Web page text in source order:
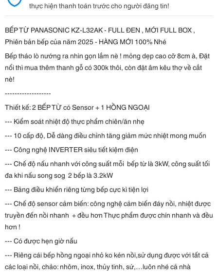
thực hiện thanh toán trước cho người đăng tin!
BẾP TỪ PANASONIC KZ-L32AK - FULL ĐEN , MỚI FULL BOX ,
Phiên bản bếp của năm 2025 - HÀNG MỚI 100% Nhé
Bếp tháo lò nướng ra nhìn gọn lắm nè ! mỏng dẹp cao cỡ 8cm à, Đặt
nổi thì mua thêm thanh gỗ có 300k thôi, còn đặt âm kêu thợ về cắt
nè!
-------------------
Thiết kế: 2 BẾP TỪ có Sensor + 1 HỒNG NGOẠI
--- Kiểm soát nhiệt độ thực phẩm chiên/ăn nhẹ
--- 10 cấp độ, Dễ dàng điều chỉnh tăng giảm mức nhiệt mong muốn
--- Công nghệ INVERTER siêu tiết kiệm điện
--- Chế độ nấu nhanh với công suất mỗi bếp từ là 3kW, công suất tối
đa khi nấu song sog 2 bếp là 3.2kW
--- Bảng điều khiển riêng từng bếp cực kì tiện lợi
--- Chế độ sensor cảm biến: công nghệ cảm biến đáy nồi, nhiệt được
truyền đến nồi nhanh + đều hơn Thực phẩm được chín nhanh và đều
hơn !
--- Có được hẹn giờ nấu
--- Riêng cái bếp hồng ngoại nhỏ ko kén nồi,sử dụng được với tất cả
các loại nồi, chảo: nhôm, inox, thủy tinh, sứ,…luôn nhé cả nhà